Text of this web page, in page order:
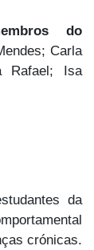
do
Carla
Rafael; Isa
da
crónicas.